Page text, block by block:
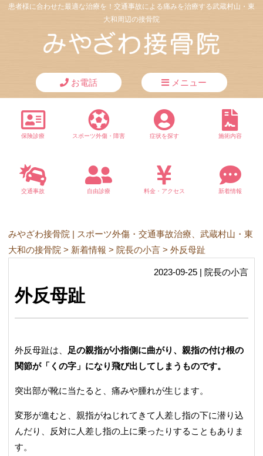
患者様に合わせた最適な治療を！交通事故による痛みを治療する武蔵村山・東
大和周辺の接骨院
お電話 メニュー
保険診療 スポーツ外傷・障害 症状を探す 施術内容
交通事故 自由診療 料金・アクセス 新着情報
みやざわ接骨院 | スポーツ外傷・交通事故治療、武蔵村山・東
大和の接骨院 > 新着情報 > 院長の小言 > 外反母趾
2023-09-25 | 院長の小言
外反母趾
外反母趾は、 足の親指が小指側に曲がり、親指の付け根の
関節が「くの字」になり飛び出してしまうものです。
突出部が靴に当たると、痛みや腫れが生じます。
変形が進むと、親指がねじれてきて人差し指の下に潜り込
んだり、反対に人差し指の上に乗ったりすることもありま
す。